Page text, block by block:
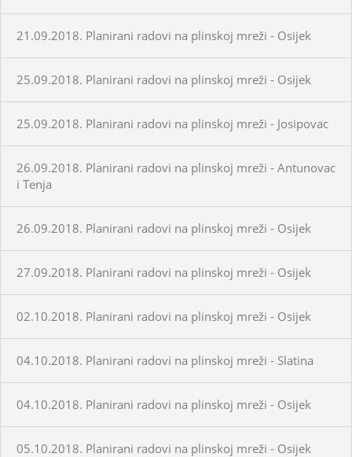
21.09.2018. Planirani radovi na plinskoj mreži - Osijek
25.09.2018. Planirani radovi na plinskoj mreži - Osijek
25.09.2018. Planirani radovi na plinskoj mreži - Josipovac
26.09.2018. Planirani radovi na plinskoj mreži - Antunovac
i Tenja
26.09.2018. Planirani radovi na plinskoj mreži - Osijek
27.09.2018. Planirani radovi na plinskoj mreži - Osijek
02.10.2018. Planirani radovi na plinskoj mreži - Osijek
04.10.2018. Planirani radovi na plinskoj mreži - Slatina
04.10.2018. Planirani radovi na plinskoj mreži - Osijek
05.10.2018. Planirani radovi na plinskoj mreži - Osijek